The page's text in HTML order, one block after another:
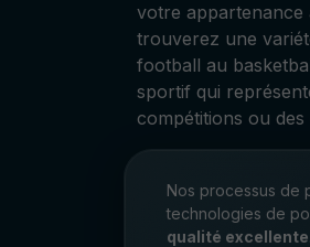
votre
trouverez une
football au
sportif qui
compétitions ou
Nos processus de
technologies de
qualité excellente